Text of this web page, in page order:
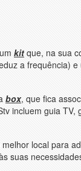
kit que, na sua
a frequência)
box, que fica
incluem guia
local para
suas